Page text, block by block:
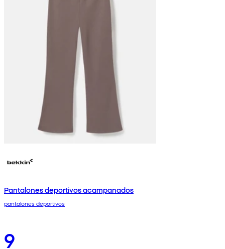
Pantalones deportivos acampanados
pantalones deportivos
9